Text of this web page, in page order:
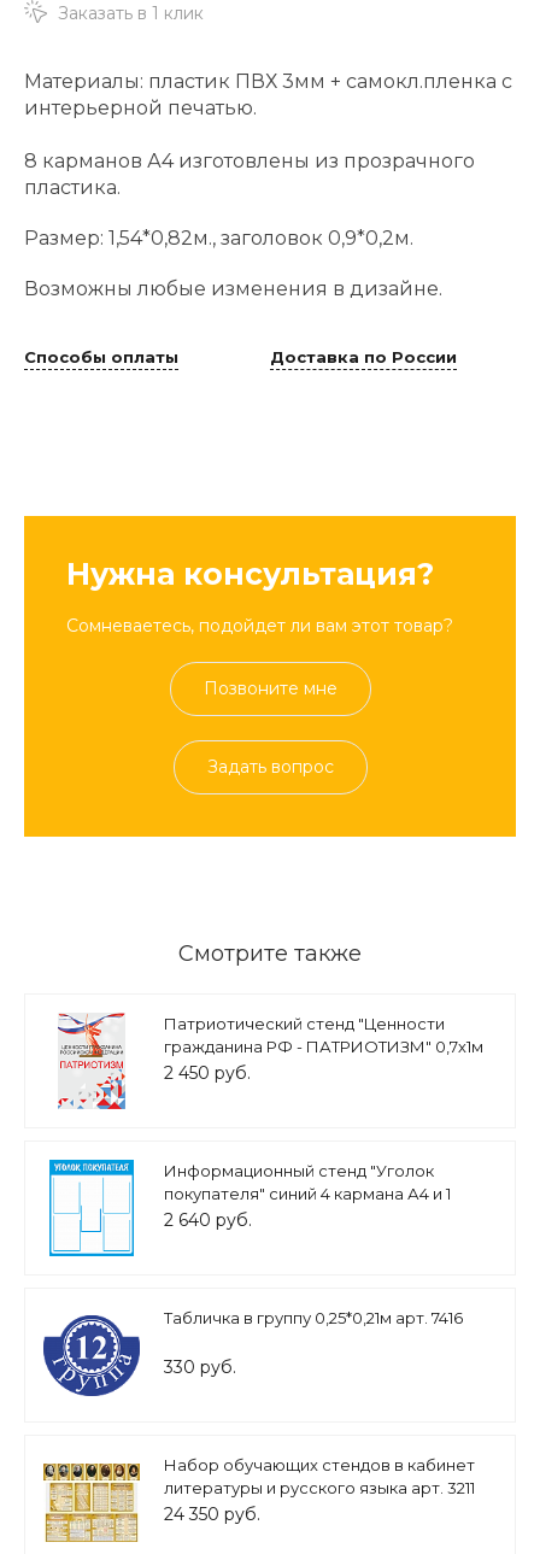
Заказать в 1 клик
Материалы: пластик ПВХ 3мм + самокл.пленка с
интерьерной печатью.
8 карманов А4 изготовлены из прозрачного
пластика.
Размер: 1,54*0,82м., заголовок 0,9*0,2м.
Возможны любые изменения в дизайне.
Способы оплаты Доставка по России
Нужна консультация?
Сомневаетесь, подойдет ли вам этот товар?
Позвоните мне
Задать вопрос
Смотрите также
Патриотический стенд "Ценности
гражданина РФ - ПАТРИОТИЗМ" 0,7х1м
арт. 2450_12
2 450 руб.
Информационный стенд "Уголок
покупателя" синий 4 кармана А4 и 1
карман А5 0,7*0,85м арт.ПОТР742
2 640 руб.
Табличка в группу 0,25*0,21м арт. 7416
330 руб.
Набор обучающих стендов в кабинет
литературы и русского языка арт. 3211
24 350 руб.